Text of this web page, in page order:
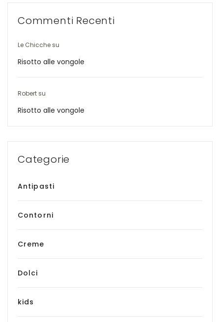
Commenti Recenti
Le Chicche su
Risotto alle vongole
Robert su
Risotto alle vongole
Categorie
Antipasti
Contorni
Creme
Dolci
kids